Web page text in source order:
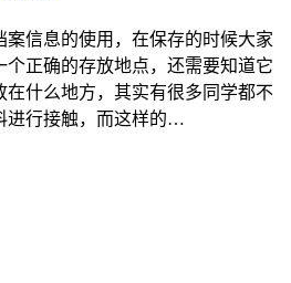
案信息的使用，在保存的时候大家
个正确的存放地点，还需要知道它
在什么地方，其实有很多同学都不
进行接触，而这样的…